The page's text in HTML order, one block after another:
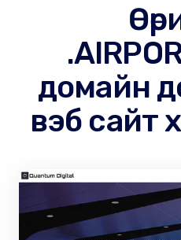
домайн
вэб сайт